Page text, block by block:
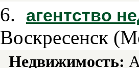
6. агентство
Воскресенск
Недвижимость: